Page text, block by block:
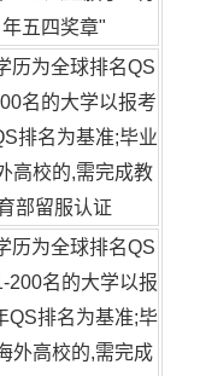
年五四奖章"
历为全球排名QS
名的大学以报考
排名为基准;毕业
高校的,需完成教
部留服认证
历为全球排名QS
200名的大学以报
QS排名为基准;毕
外高校的,需完成